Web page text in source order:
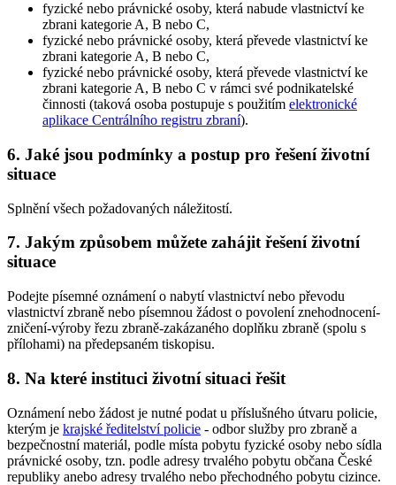
fyzické nebo právnické osoby, která nabude vlastnictví ke
zbrani kategorie A, B nebo C,
fyzické nebo právnické osoby, která převede vlastnictví ke
zbrani kategorie A, B nebo C,
fyzické nebo právnické osoby, která převede vlastnictví ke
zbrani kategorie A, B nebo C v rámci své podnikatelské
činnosti (taková osoba postupuje s použitím elektronické
aplikace Centrálního registru zbraní).
6. Jaké jsou podmínky a postup pro řešení životní
situace
Splnění všech požadovaných náležitostí.
7. Jakým způsobem můžete zahájit řešení životní
situace
Podejte písemné oznámení o nabytí vlastnictví nebo převodu
vlastnictví zbraně nebo písemnou žádost o povolení znehodnocení-
zničení-výroby řezu zbraně-zakázaného doplňku zbraně (spolu s
přílohami) na předepsaném tiskopisu.
8. Na které instituci životní situaci řešit
Oznámení nebo žádost je nutné podat u příslušného útvaru policie,
kterým je krajské ředitelství policie - odbor služby pro zbraně a
bezpečnostní materiál, podle místa pobytu fyzické osoby nebo sídla
právnické osoby, tzn. podle adresy trvalého pobytu občana České
republiky anebo adresy trvalého nebo přechodného pobytu cizince.